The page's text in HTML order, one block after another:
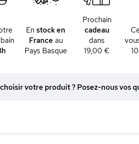
Enstock en
France au
Pays Basque
Prochain
cadeau
dans
19,00 €
votre produit ? Posez-nous vos